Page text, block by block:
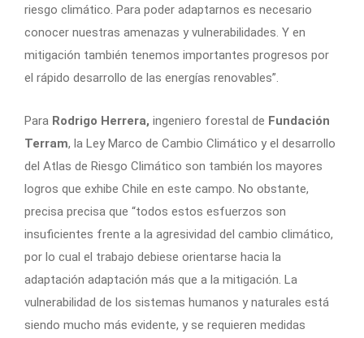
riesgo climático. Para poder adaptarnos es necesario
conocer nuestras amenazas y vulnerabilidades. Y en
mitigación también tenemos importantes progresos por
el rápido desarrollo de las energías renovables”.
Para Rodrigo Herrera, ingeniero forestal de Fundación
Terram, la Ley Marco de Cambio Climático y el desarrollo
del Atlas de Riesgo Climático son también los mayores
logros que exhibe Chile en este campo. No obstante,
precisa precisa que “todos estos esfuerzos son
insuficientes frente a la agresividad del cambio climático,
por lo cual el trabajo debiese orientarse hacia la
adaptación adaptación más que a la mitigación. La
vulnerabilidad de los sistemas humanos y naturales está
siendo mucho más evidente, y se requieren medidas